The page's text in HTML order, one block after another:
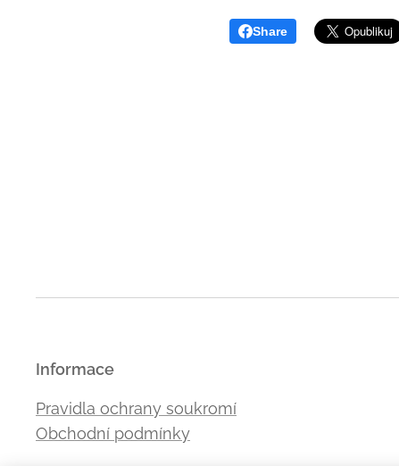
Share
Informace
Pravidla ochrany soukromí
Obchodní podmínky